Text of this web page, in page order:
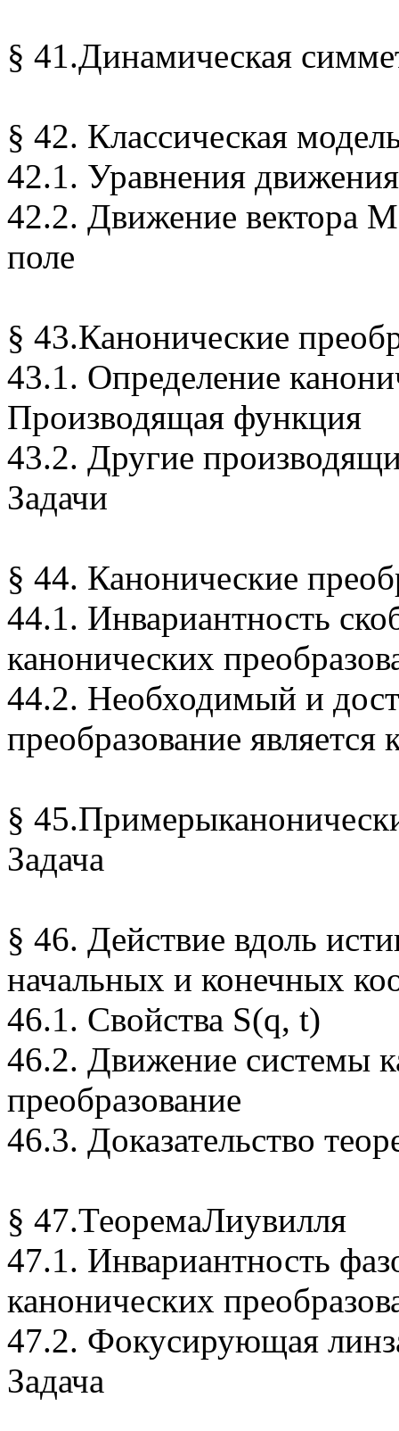
§ 41.Динамическая
§ 42. Классическая
42.1. Уравнения
42.2. Движение вектора
поле
§ 43.Канонические
43.1. Определение
Производящая функция
43.2. Другие
Задачи
§ 44. Канонические
44.1. Инвариантность
канонических
44.2. Необходимый и
преобразование является
§
Задача
§ 46. Действие вдоль
начальных и конечных
46.1. Свойства S(q, t)
46.2. Движение системы
преобразование
46.3. Доказательство
§ 47.ТеоремаЛиувилля
47.1. Инвариантность
канонических
47.2. Фокусирующая
Задача